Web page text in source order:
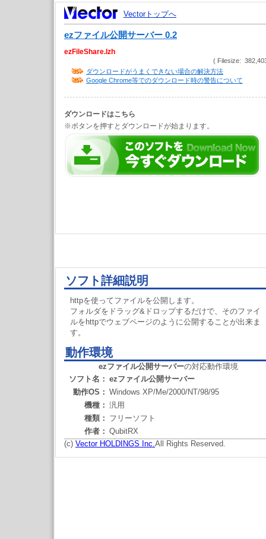
Vectorトップへ
ezファイル公開サーバー 0.2
ezFileShare.lzh
( Filesize:
ダウンロードがうまくできない場合の解決方法
Google Chrome等でのダウンロード時の警告について
ダウンロードはこちら
※ボタンを押すとダウンロードが始まります。
ソフト詳細説明
httpを使ってファイルを公開します。
フォルダをドラッグ&ドロップするだけで、そのファイ
ルをhttpでウェブページのように公開することが出来ま
す。
動作環境
ezファイル公開サーバーの対応動作環境
ソフト名： ezファイル公開サーバー
動作OS： Windows XP/Me/2000/NT/98/95
機種： 汎用
種類： フリーソフト
作者： QubitRX
(c) Vector HOLDINGS Inc.All Rights Reserved.